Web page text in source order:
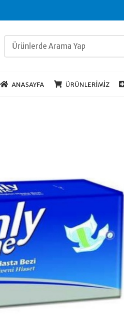
ANASAYFA ÜRÜNLERIMIZ